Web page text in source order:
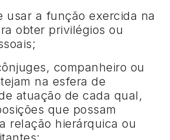
usar a função exercida na
obter privilégios ou
companheiro ou
na esfera de
atuação de cada qual,
que possam
relação hierárquica ou